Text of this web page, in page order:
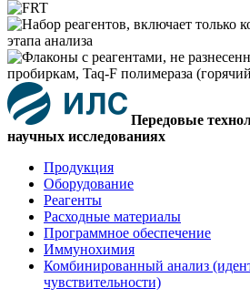
Передовые
научных исследованиях
Продукция
Оборудование
Реагенты
Расходные материалы
Программное обеспечение
Иммунохимия
Комбинированный анализ
чувствительности)